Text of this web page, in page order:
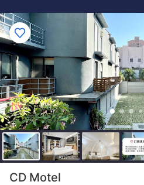
CD Motel
2 étoiles au classement